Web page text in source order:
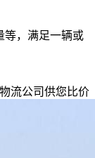
等，满足一辆或
流公司供您比价